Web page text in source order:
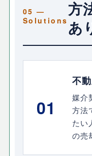
方
あ
01
不
媒介
方法
たい
の売